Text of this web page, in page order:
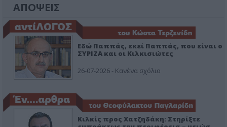
ΑΠΟΨΕΙΣ
Εδώ Παππάς, εκεί Παππάς, που είναι ο
ΣΥΡΙΖΑ και οι Κιλκισιώτες
26-07-2026 - Κανένα σχόλιο
Κιλκίς προς Χατζηδάκη: Στηρίξτε